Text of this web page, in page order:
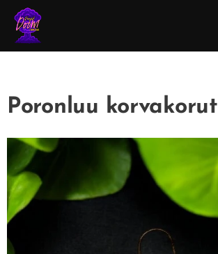
Poronluu korvakorut